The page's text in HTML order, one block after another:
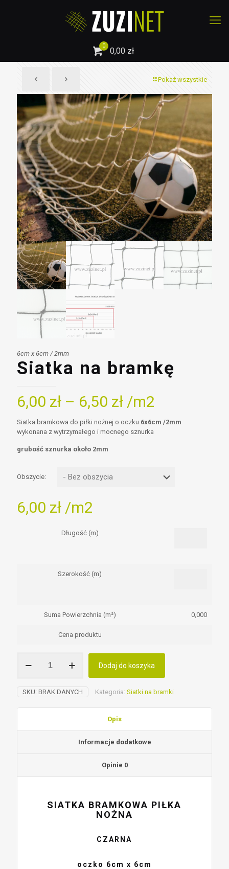
0
0,00 zł
Pokaż wszystkie
6cm x 6cm / 2mm
Siatka na bramkę
6,00 zł – 6,50 zł /m2
Siatka bramkowa do piłki nożnej o oczku 6x6cm /2mm
wykonana z wytrzymałego i mocnego sznurka
grubość sznurka około 2mm
Obszycie:
6,00 zł /m2
Długość (m)
Szerokość (m)
Suma Powierzchnia (m²) 0,000
Cena produktu
Siatka
bramkę
Dodaj do koszyka
SKU: BRAK DANYCH Kategoria: Siatki na bramki
Opis
Informacje dodatkowe
Opinie 0
SIATKA BRAMKOWA PIŁKA
NOŻNA
CZARNA
oczko 6cm x 6cm